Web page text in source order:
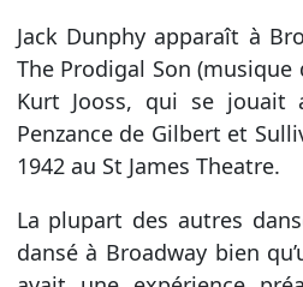
Jack Dunphy apparaît à
The Prodigal Son (musique
Kurt Jooss, qui se jouait
Penzance de Gilbert et
1942 au St James Theatre.
La plupart des autres
dansé à Broadway bien